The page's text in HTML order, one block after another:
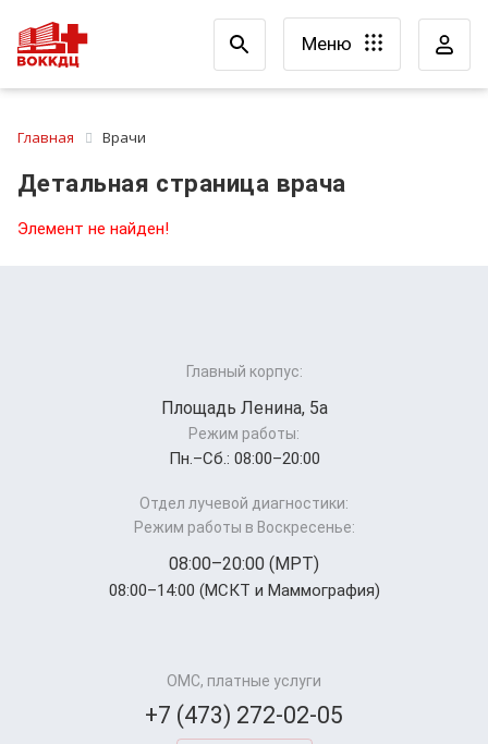
Меню
Главная Врачи
Детальная страница врача
Элемент не найден!
Главный корпус:
Площадь Ленина, 5а
Режим работы:
Пн.–Cб.: 08:00–20:00
Отдел лучевой диагностики:
Режим работы в Воскресенье:
08:00–20:00 (МРТ)
08:00–14:00 (МСКТ и Маммография)
ОМС, платные услуги
+7 (473) 272-02-05